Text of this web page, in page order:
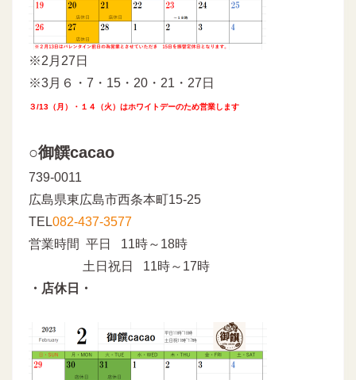
※2月27日
※3月６・7・15・20・21・27日
３/13（月）・１４（火）はホワイトデーのため営業します
○御饌cacao
739-0011
広島県東広島市西条本町15-25
TEL082-437-3577
営業時間 平日 11時～18時
土日祝日 11時～17時
・店休日・